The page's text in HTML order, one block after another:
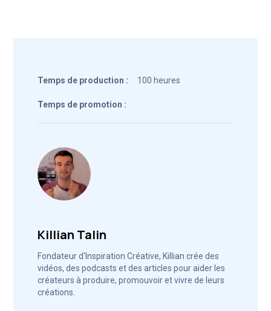
Temps de production : 100 heures
Temps de promotion :
Killian Talin
Fondateur d'Inspiration Créative, Killian crée des
vidéos, des podcasts et des articles pour aider les
créateurs à produire, promouvoir et vivre de leurs
créations.